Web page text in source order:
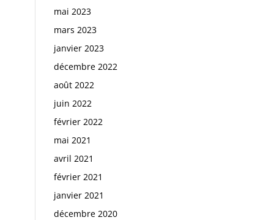
mai 2023
mars 2023
janvier 2023
décembre 2022
août 2022
juin 2022
février 2022
mai 2021
avril 2021
février 2021
janvier 2021
décembre 2020